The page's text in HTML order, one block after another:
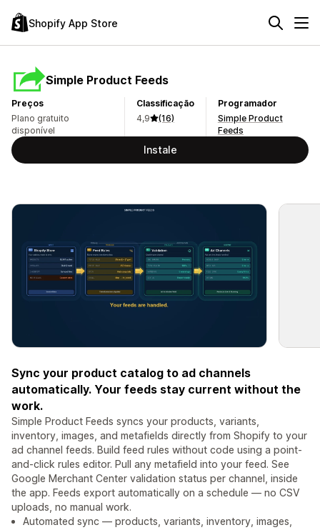
Shopify App Store
Simple Product Feeds
Preços
Plano gratuito
disponível
Classificação
4,9
(16)
Programador
Simple Product
Feeds
Instale
Sync your product catalog to ad channels
automatically. Your feeds stay current without the
work.
Simple Product Feeds syncs your products, variants,
inventory, images, and metafields directly from Shopify to your
ad channel feeds. Build feed rules without code using a point-
and-click rules editor. Pull any metafield into your feed. See
Google Merchant Center validation status per channel, inside
the app. Feeds export automatically on a schedule — no CSV
uploads, no manual work.
Automated sync — products, variants, inventory, images,